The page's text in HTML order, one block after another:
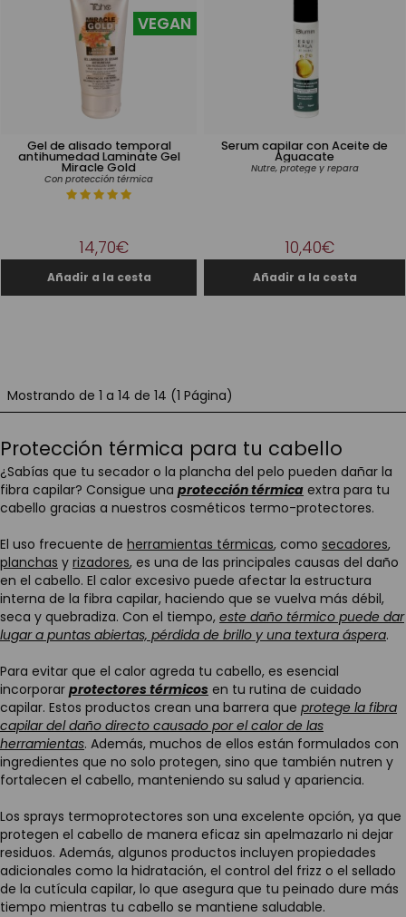
Protección térmica para tu cabello
¿Sabías que tu secador o la plancha del pelo pueden dañar la
fibra capilar? Consigue una protección térmica extra para tu
cabello gracias a nuestros cosméticos termo-protectores.
El uso frecuente de herramientas térmicas, como secadores,
planchas y rizadores, es una de las principales causas del daño
en el cabello. El calor excesivo puede afectar la estructura
interna de la fibra capilar, haciendo que se vuelva más débil,
seca y quebradiza. Con el tiempo, este daño térmico puede dar
lugar a puntas abiertas, pérdida de brillo y una textura áspera.
Para evitar que el calor agreda tu cabello, es esencial
incorporar protectores térmicos en tu rutina de cuidado
capilar. Estos productos crean una barrera que protege la fibra
capilar del daño directo causado por el calor de las
herramientas. Además, muchos de ellos están formulados con
ingredientes que no solo protegen, sino que también nutren y
fortalecen el cabello, manteniendo su salud y apariencia.
Los sprays termoprotectores son una excelente opción, ya que
protegen el cabello de manera eficaz sin apelmazarlo ni dejar
residuos. Además, algunos productos incluyen propiedades
adicionales como la hidratación, el control del frizz o el sellado
de la cutícula capilar, lo que asegura que tu peinado dure más
tiempo mientras tu cabello se mantiene saludable.
Gel de alisado temporal
antihumedad Laminate Gel
Miracle Gold
Con protección térmica
VEGAN
14,70€
Serum capilar con Aceite de
Aguacate
Nutre, protege y repara
10,40€
Mostrando de 1 a 14 de 14 (1 Página)